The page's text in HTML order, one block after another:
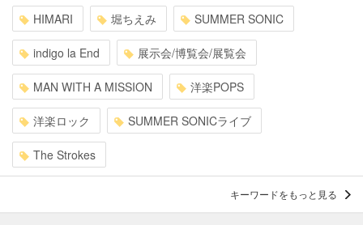
HIMARI 堀ちえみ SUMMER SONIC
indigo la End 展示会/博覧会/展覧会
MAN WITH A MISSION 洋楽POPS
洋楽ロック SUMMER SONICライブ
The Strokes
キーワードをもっと見る